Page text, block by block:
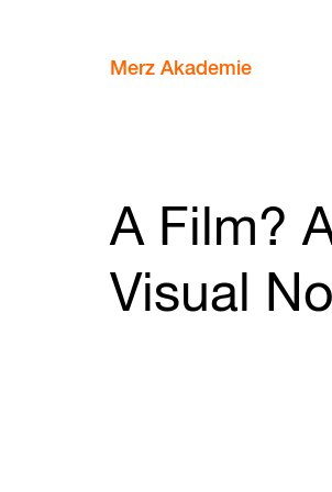
Merz Akademie
A Film?
Visual